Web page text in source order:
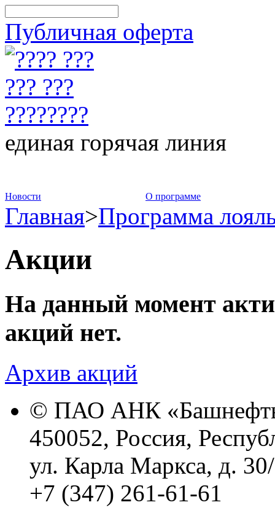
Публичная оферта
единая горячая линия
Новости О программе
Главная>Программа
Акции
На данный момент
акций нет.
Архив акций
© ПАО АНК
450052, Россия,
ул. Карла Маркса, д.
+7 (347) 261-61-61